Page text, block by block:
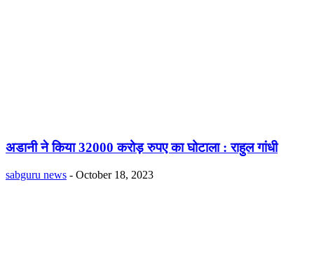
अडानी ने किया 32000 करोड़ रुपए का घोटाला : राहुल गांधी
sabguru news - October 18, 2023